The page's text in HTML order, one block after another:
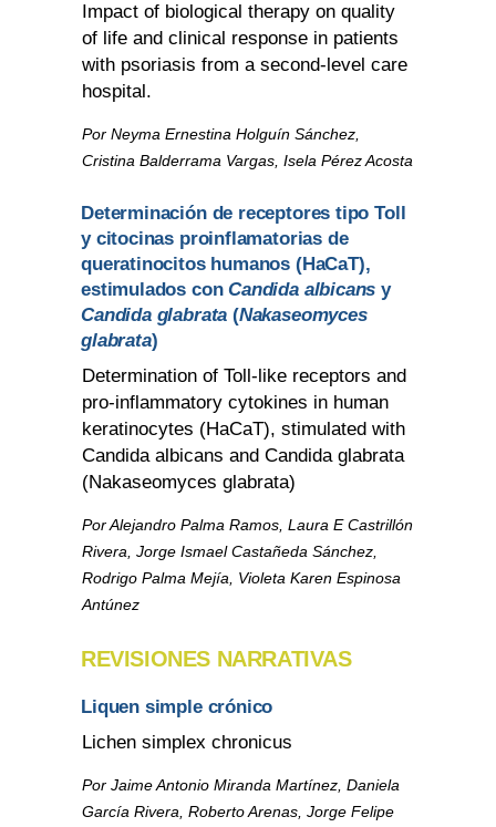
Impact of biological therapy on quality
of life and clinical response in patients
with psoriasis from a second-level care
hospital.
Por Neyma Ernestina Holguín Sánchez,
Cristina Balderrama Vargas, Isela Pérez Acosta
Determinación de receptores tipo Toll
y citocinas proinflamatorias de
queratinocitos humanos (HaCaT),
estimulados conCandida albicans y
Candida glabrata (Nakaseomyces
glabrata)
Determination of Toll-like receptors and
pro-inflammatory cytokines in human
keratinocytes (HaCaT), stimulated with
Candida albicans and Candida glabrata
(Nakaseomyces glabrata)
Por Alejandro Palma Ramos, Laura E Castrillón
Rivera, Jorge Ismael Castañeda Sánchez,
Rodrigo Palma Mejía, Violeta Karen Espinosa
Antúnez
REVISIONES NARRATIVAS
Liquen simple crónico
Lichen simplex chronicus
Por Jaime Antonio Miranda Martínez, Daniela
García Rivera, Roberto Arenas, Jorge Felipe